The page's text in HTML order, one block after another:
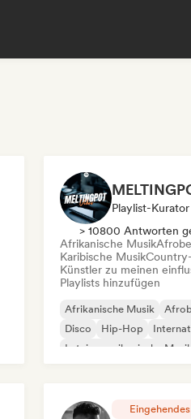
Playlist-Kurator
> 10800 Antworten
Afrikanische Musik
Karibische Musik
Künstler zu meinen
Playlists hinzufügen
Afrikanische Musik
Disco
Hip-Hop
Lateinamerikanische Musik